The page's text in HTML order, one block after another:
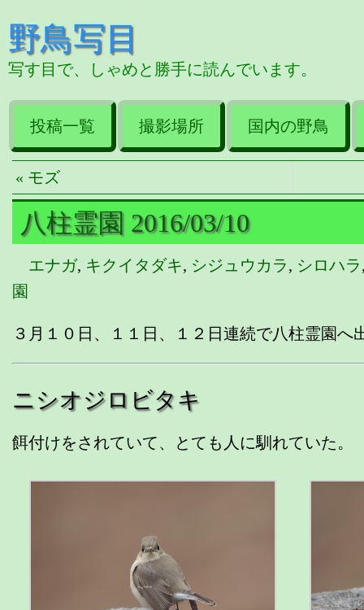
野鳥写目
写す目で、しゃめと勝手に読んでいます。
投稿一覧 撮影場所 国内の野鳥
« モズ
八柱霊園 2016/03/10
エナガ, キクイタダキ, シジュウカラ, シロハラ
園
３月１０日、１１日、１２日連続で八柱霊園へ
ニシオジロビタキ
餌付けをされていて、とても人に馴れていた。